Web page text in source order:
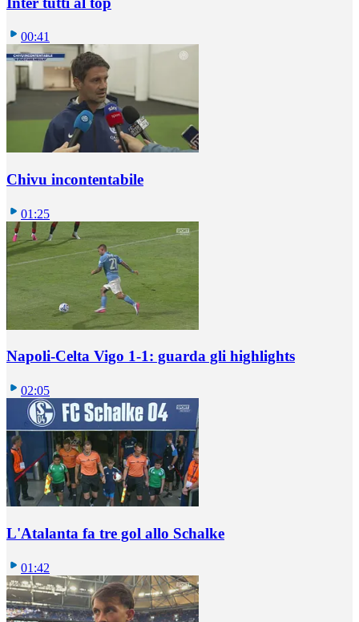
00:41
Chivu incontentabile
01:25
Napoli-Celta Vigo 1-1: guarda gli highlights
02:05
L'Atalanta fa tre gol allo Schalke
01:42